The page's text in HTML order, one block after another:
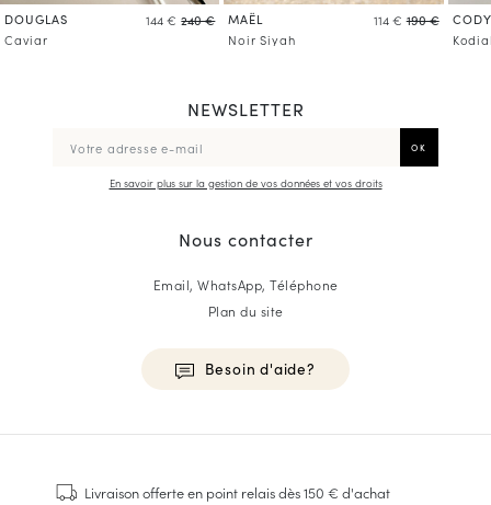
DOUGLAS 144 € 240 €
Caviar
MAËL 114 € 190 €
Noir Siyah
CODY
NEWSLETTER
En savoir plus sur la gestion de vos données et vos droits
Nous contacter
Email, WhatsApp, Téléphone
Plan du site
Besoin d'aide?
BasketsLivraison offerteen point relais dès 150 € d'achat